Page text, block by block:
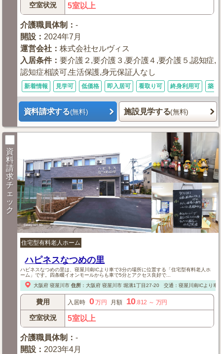
空室状況 5室以上
介護職員体制 ：-
開設 ： 2024年7月
運営会社 ：株式会社セルヴィス
入居条件：要介護２,要介護３,要介護４,要介護５,認知症,
認知症相談可,生活保護,身元保証人なし
新着情報 見学可 低価格 即入居可 看取り可 終身利用可 築浅
資料請求する(無料) 施設見学する(無料)
資
料
請
求
チ
ェ
ッ
ク
住宅型有料老人ホーム
ハピネスなつめの里
ハピネスなつめの里は、寝屋川南ICより車で3分の場所に位置する「住宅型有料老人ホ
ーム」です。四条畷イオンモールからも車で5分とアクセス良好で...
大阪府 寝屋川市 住所： 大阪府 寝屋川市堀溝1丁目27-20 交通：寝屋川南ICより車
費用 入居時 0万円 月額 10.812 ～ 万円
空室状況 5室以上
介護職員体制 ：-
開設 ： 2023年4月